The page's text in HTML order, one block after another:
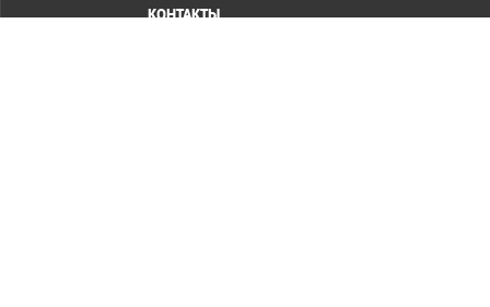
КОНТАКТЫ